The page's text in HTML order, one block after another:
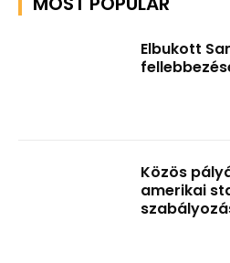
Elbukott
Közös
amerikai